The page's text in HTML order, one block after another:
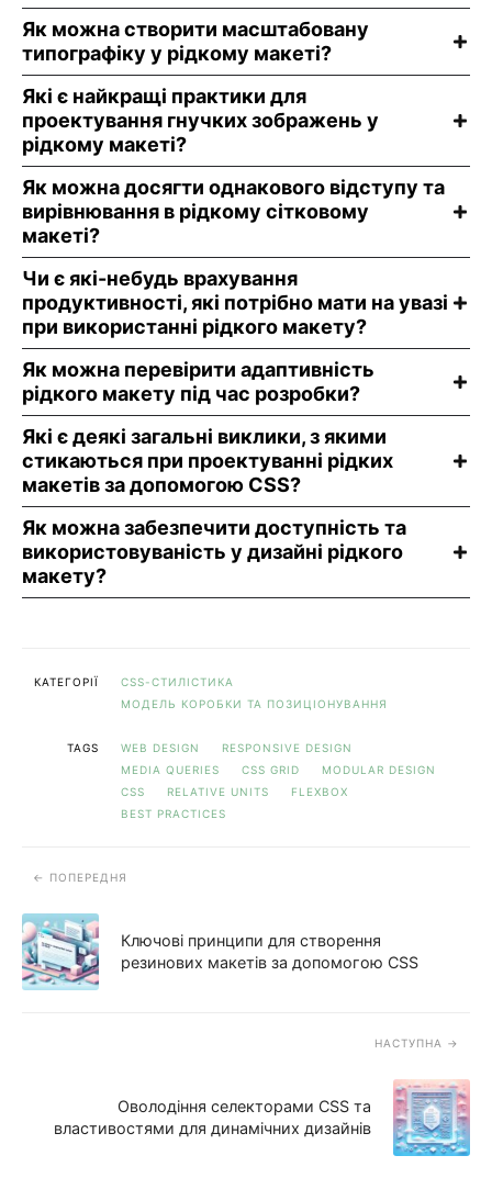
Як можна створити масштабовану
типографіку у рідкому макеті?
Які є найкращі практики для
проектування гнучких зображень у
рідкому макеті?
Як можна досягти однакового відступу та
вирівнювання в рідкому сітковому
макеті?
Чи є які-небудь врахування
продуктивності, які потрібно мати на увазі
при використанні рідкого макету?
Як можна перевірити адаптивність
рідкого макету під час розробки?
Які є деякі загальні виклики, з якими
стикаються при проектуванні рідких
макетів за допомогою CSS?
Як можна забезпечити доступність та
використовуваність у дизайні рідкого
макету?
КАТЕГОРІЇ
CSS-СТИЛІСТИКА
МОДЕЛЬ КОРОБКИ ТА ПОЗИЦІОНУВАННЯ
TAGS WEB DESIGN
RESPONSIVE DESIGN
MEDIA QUERIES
CSS GRID
MODULAR DESIGN
CSS
RELATIVE UNITS
FLEXBOX
BEST PRACTICES
ПОПЕРЕДНЯ
Ключові принципи для створення
резинових макетів за допомогою CSS
НАСТУПНА
Оволодіння селекторами CSS та
властивостями для динамічних дизайнів